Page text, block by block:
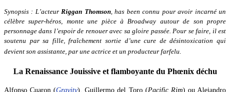
Synopsis : L’acteur Riggan Thomson, has been connu pour avoir incarné un
célèbre super-héros, monte une pièce à Broadway autour de son propre
personnage dans l’espoir de renouer avec sa gloire passée. Pour se faire, il est
soutenu par sa fille,fraîchement sortie d’une cure de désintoxication qui
devient son assistante, par une actrice et un producteur farfelu.
La Renaissance Jouissive et flamboyante du Phœnix déchu
Alfonso Cuaron (Gravity), Guillermo del Toro (Pacific Rim) ou Alejandro